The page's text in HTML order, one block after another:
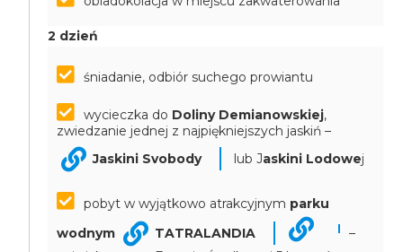
2 dzień
śniadanie, odbiór suchego prowiantu
wycieczka do Doliny Demianowskiej,
zwiedzanie jednej z najpiękniejszych jaskiń –
Jaskini Svobody
lub Jaskini Lodowej
pobyt w wyjątkowo atrakcyjnym parku
wodnym
TATRALANDIA
–